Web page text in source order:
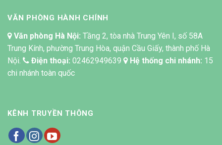
VĂN PHÒNG HÀNH CHÍNH
Văn phòng Hà Nội: Tầng 2, tòa nhà Trung Yên I, số 58A
Trung Kính, phường Trung Hòa, quận Cầu Giấy, thành phố Hà
Nội.
Điện thoại: 02462949639 Hệ thống chi nhánh: 15
chi nhánh toàn quốc
KÊNH TRUYỀN THÔNG